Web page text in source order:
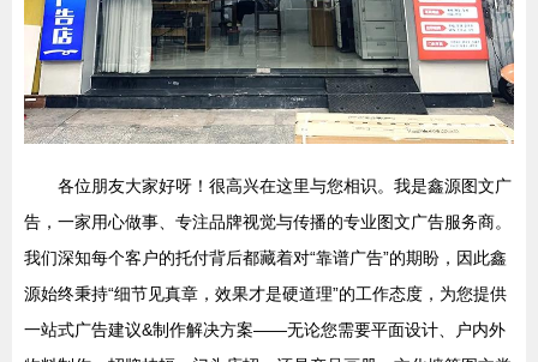
各位朋友大家好呀！很高兴在这里与您相识。我是鑫源图文广
告，一家用心做事、专注品牌视觉与传播的专业图文广告服务商。
我们深知每个客户的托付背后都藏着对“靠谱广告”的期盼，因此鑫
源始终秉持“细节见真章，效果才是硬道理”的工作态度，为您提供
一站式广告建议&制作解决方案——无论您需要平面设计、户内外